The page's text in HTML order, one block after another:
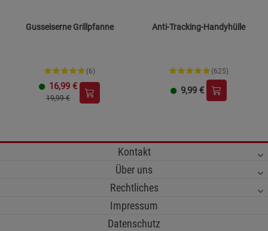
Gusseiserne Grillpfanne
(6)
16,99 €
19,99 €
Anti-Tracking-Handyhülle
(625)
9,99 €
Kontakt
Über uns
Rechtliches
Impressum
Datenschutz